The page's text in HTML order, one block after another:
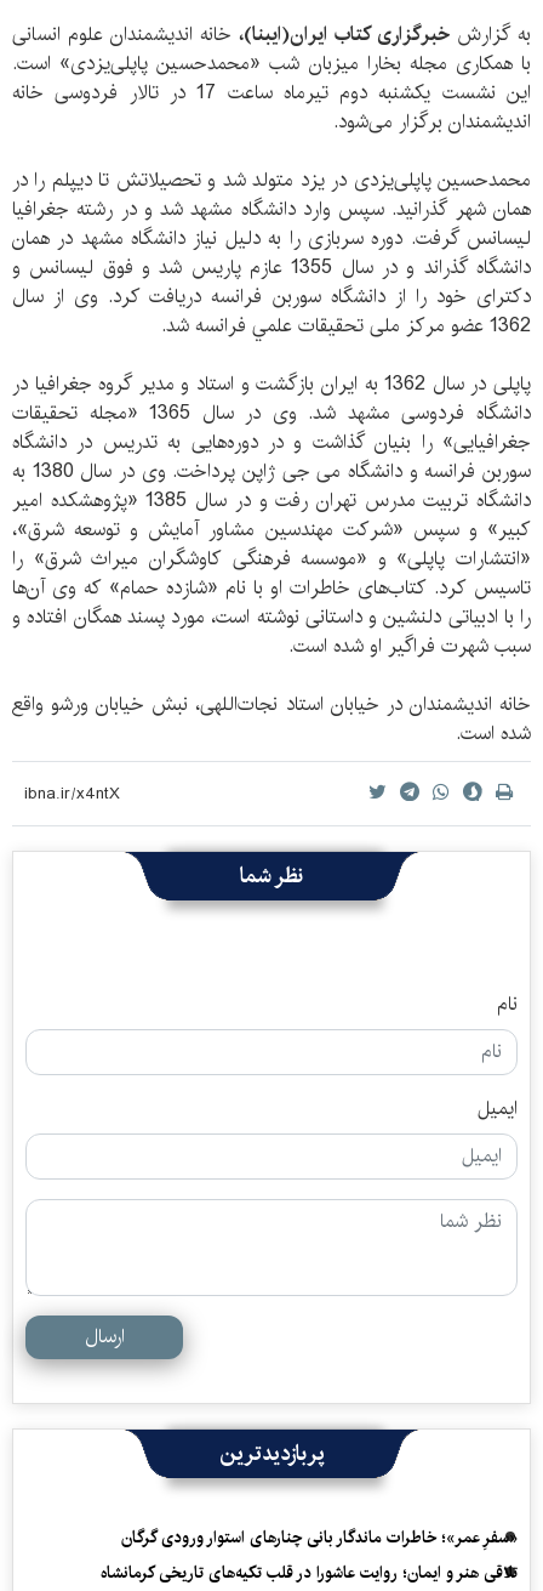
به گزارشخبرگزاری کتاب ایران(ایبنا)، خانه اندیشمندان علوم انسانی
با همکاری مجله بخارا میزبان شب «محمدحسین پاپلی‌یزدی» است.
این نشست یکشنبه دوم تیرماه ساعت 17 در تالار فردوسی خانه
اندیشمندان برگزار می‌شود.
محمدحسين پاپلی‌يزدی در يزد متولد شد و تحصيلاتش تا ديپلم را در
همان شهر گذرانيد. سپس وارد دانشگاه مشهد شد و در رشته جغرافيا
لیسانس گرفت. دوره سربازی را به دليل نياز دانشگاه مشهد در همان
دانشگاه گذراند و در سال 1355 عازم پاريس شد و فوق ليسانس و
دكترای خود را از دانشگاه سوربن فرانسه دریافت کرد. وی از سال
1362 عضو مركز ملی تحقيقات علمي فرانسه شد.
پاپلی در سال 1362 به ایران بازگشت و استاد و مدير گروه جغرافيا در
دانشگاه فردوسی مشهد شد. وی در سال 1365 «مجله تحقيقات
جغرافيايی» را بنيان گذاشت و در دوره‌هايی به تدريس در دانشگاه
سوربن فرانسه و دانشگاه می جی ژاپن پرداخت. وی در سال 1380 به
دانشگاه تربيت مدرس تهران رفت و در سال 1385 «پژوهشكده امير
كبير» و سپس «شركت مهندسين مشاور آمايش و توسعه شرق»،
«انتشارات پاپلی» و «موسسه فرهنگی كاوشگران ميراث شرق» را
تاسيس كرد. كتاب‌های خاطرات او با نام «شازده حمام» كه وی آن‌ها
را با ادبياتی دلنشين و داستانی نوشته است، مورد پسند همگان افتاده و
سبب شهرت فراگير او شده است.
خانه اندیشمندان در خیابان استاد نجات‌اللهی، نبش خیابان ورشو واقع
شده است.
نظر شما
نام
ایمیل
ارسال
پربازدیدترین
«سفرِ عمر»؛ خاطرات ماندگار بانی چنارهای استوار ورودی گرگان
تلاقی هنر و ایمان؛ روایت عاشورا در قلب تکیه‌های تاریخی کرمانشاه